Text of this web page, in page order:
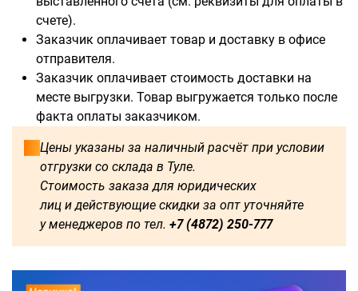
счете).
Заказчик оплачивает товар и доставку в офисе
отправителя.
Заказчик оплачивает стоимость доставки на
месте выгрузки. Товар выгружается только после
факта оплаты заказчиком.
Цены указаны за наличный расчёт при условии
отгрузки со склада в Туле.
Стоимость заказа для юридических
лиц и действующие скидки за опт уточняйте
у менеджеров по тел. +7 (4872) 250-777